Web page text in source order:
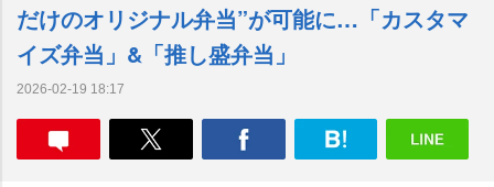
だけのオリジナル弁当”が可能に…「カスタマ
イズ弁当」&「推し盛弁当」
2026-02-19 18:17